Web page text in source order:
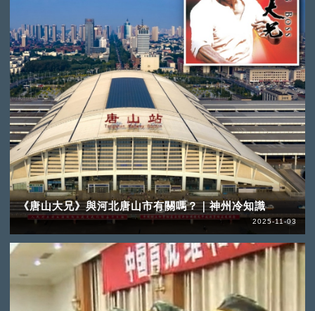
《唐山大兄》與河北唐山市有關嗎？｜神州冷知識
2025-11-03